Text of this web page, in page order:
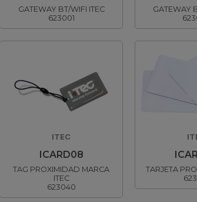
GATEWAY BT/WIFI ITEC
623001
GATEWAY
ITEC
ICARD08
TAG PROXIMIDAD MARCA
ITEC
623040
TARJETA